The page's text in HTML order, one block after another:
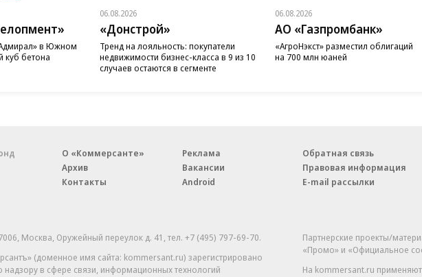
в Южном
куб бетона
06.08.2026
«Донстрой»
Тренд на лояльность: покупатели
недвижимости бизнес-класса в 9 из 10
случаев остаются в сегменте
06.08.2026
АО «Газпромбанк»
«АгроНэкст» разместил облигаций
на 700 млн юаней
О «Коммерсанте»
Архив
Контакты
Реклама
Вакансии
Android
Обратная связь
Правовая информация
E-mail рассылки
Москва, Оружейный переулок д. 41,тел. +7 (495) 797-69-70.
(доменное имя сайта: kommersant.ru) зарегистрировано
в сфере связи, информационных технологий
Партнерские проекты/
«Промо» и «Официальное
На kommersant.ru